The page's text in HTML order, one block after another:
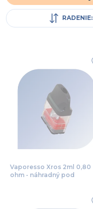
RADENIE:
Vaporesso Xros 2ml 0,80
ohm - náhradný pod